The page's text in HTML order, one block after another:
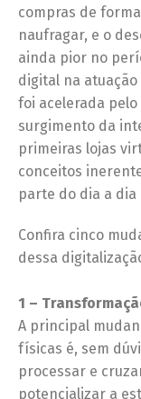
compras de
naufragar, e o
ainda pior no
digital na
foi acelerada
surgimento da
primeiras lojas
conceitos
parte do dia a
Confira cinco
dessa
1 –
A principal
físicas é, sem
processar e
potencializar a